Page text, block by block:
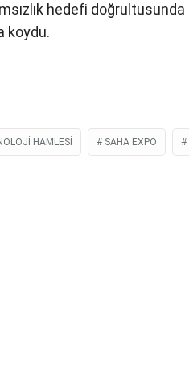
hedefi doğrultusunda
koydu.
HAMLESI SAHA EXPO